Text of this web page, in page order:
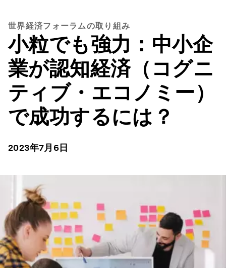
世界経済フォーラムの取り組み
小粒でも強力：中小企
業が認知経済（コグニ
ティブ・エコノミー）
で成功するには？
2023年7月6日